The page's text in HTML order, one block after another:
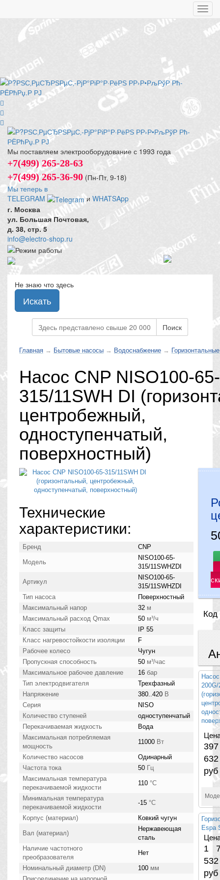
Мы поставляем электрооборудование с 1993 года
+7(499) 265-28-63
+7(499) 265-36-90 (Пн-Пт‚ 9-18)
Мы теперь в
TELEGRAM
и WHATSApp
г. Москва
ул. Большая Почтовая,
д. 38, стр. 5
info@electro-shop.ru
Не знаю что здесь
Искать
Поиск
Главная → Бытовые насосы → Водоснабжение →
Насос CNP NISO100-65-
315/11SWH DI
центробежный,
одноступенчатый,
поверхностный)
Технические
характеристики:
Бренд CNP
Модель
NISO100-65-
315/11SWHZDI
Артикул
NISO100-65-
315/11SWHZDI
Тип насоса
Поверхностный
Максимальный напор
32 м
Максимальный расход Qmax
50 м³/ч
Класс защиты
IP 55
Класс нагревостойкости изоляции
F
Рабочее колесо
Чугун
Пропускная способность
50 м³/час
Максимальное рабочее давление
16 бар
Тип электродвигателя
Трехфазный
Напряжение
380..420 В
Серия
NISO
Количество ступеней
одноступенчатый
Перекачиваемая жидкость
Вода
Максимальная потребляемая
мощность
11000 Вт
Количество насосов
Одинарный
Частота тока
50 Гц
Максимальная температура
перекачиваемой жидкости
110 °С
Минимальная температура
перекачиваемой жидкости
-15 °С
Корпус (материал) Ковкий чугун
Вал (материал)
Нержавеющая
сталь
Наличие частотного
преобразователя
Нет
Номинальный диаметр (DN) 100 мм
Код
397
632
руб
Espa
1
532
руб